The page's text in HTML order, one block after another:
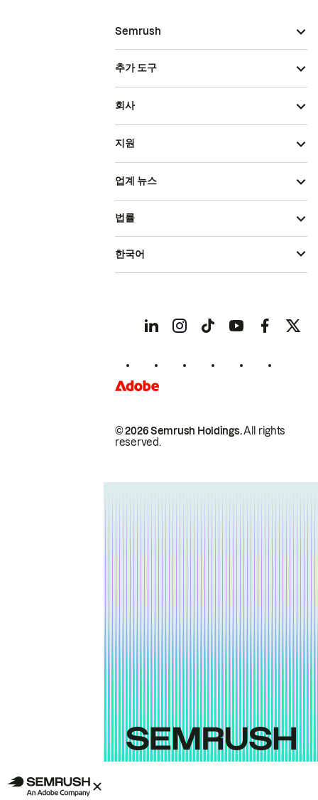
Semrush
추가 도구
회사
지원
업계 뉴스
© 2026 Semrush Holdings.All rights
reserved.
법률
한국어